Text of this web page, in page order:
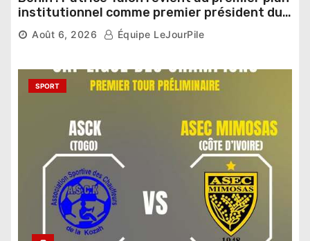
institutionnel comme premier président du
Sénat
Août 6, 2026 Équipe LeJourPile
SPORT